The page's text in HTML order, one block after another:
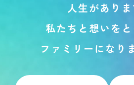
人生があ り ま
私た ち と 想い を と
フ ァ ミ リ ーに な り